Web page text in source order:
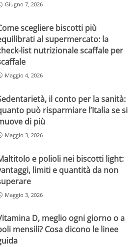
Giugno 7, 2026
scegliere biscotti più
al supermercato: la
list nutrizionale scaffale per
Maggio 4, 2026
il conto per la sanità:
può risparmiare l’Italia se si
di più
Maggio 3, 2026
e polioli nei biscotti light:
limiti e quantità da non
Maggio 3, 2026
D, meglio ogni giorno o a
mensili? Cosa dicono le linee